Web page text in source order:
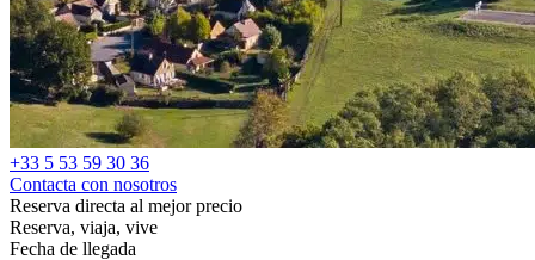
+33 5 53 59 30 36
Contacta con nosotros
Reserva directa al mejor precio
Reserva, viaja, vive
Fecha de llegada